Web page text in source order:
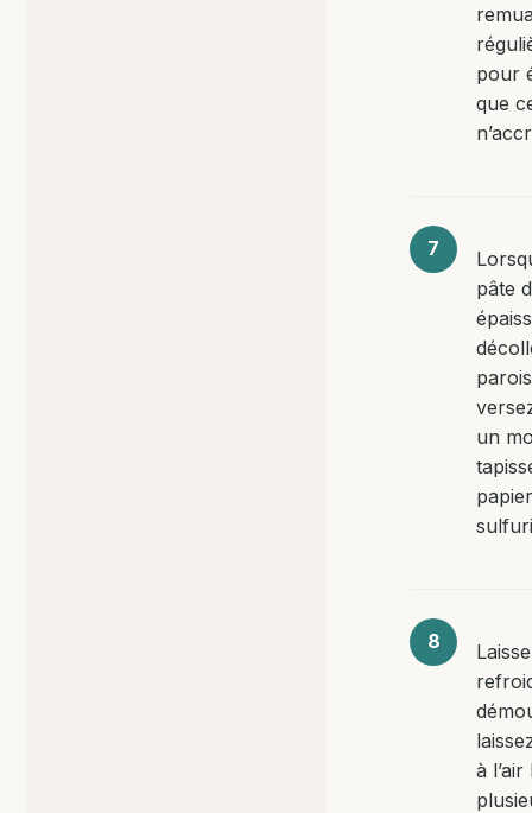
pour
que
pâte
un
papier
à